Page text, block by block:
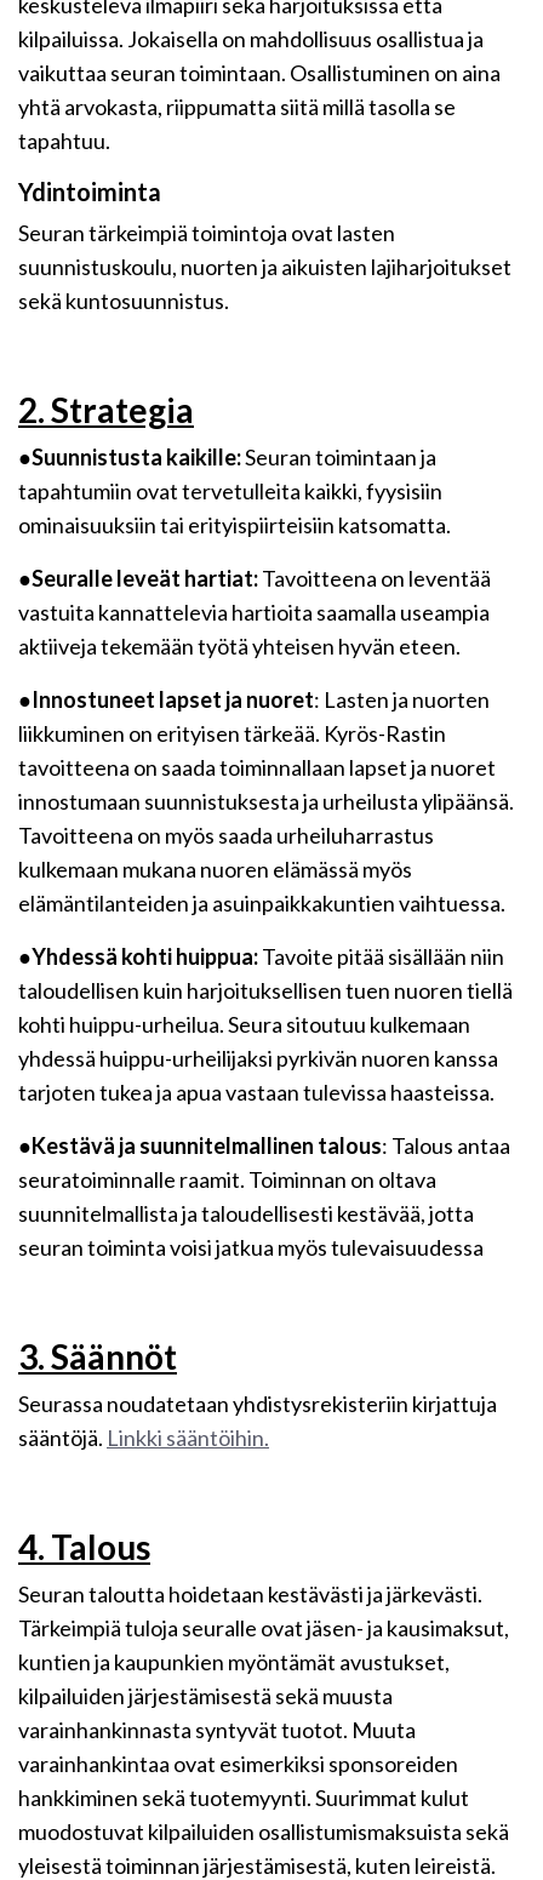
kilpailuissa. Jokaisella on mahdollisuus osallistua ja
vaikuttaa seuran toimintaan. Osallistuminen on aina
yhtä arvokasta, riippumatta siitä millä tasolla se
tapahtuu.
Ydintoiminta
Seuran tärkeimpiä toimintoja ovat lasten
suunnistuskoulu, nuorten ja aikuisten lajiharjoitukset
sekä kuntosuunnistus.
2. Strategia
●Suunnistusta kaikille:Seuran toimintaan ja
tapahtumiin ovat tervetulleita kaikki, fyysisiin
ominaisuuksiin tai erityispiirteisiin katsomatta.
●Seuralle leveät hartiat:Tavoitteena on leventää
vastuita kannattelevia hartioita saamalla useampia
aktiiveja tekemään työtä yhteisen hyvän eteen.
●Innostuneet lapset ja nuoret: Lasten ja nuorten
liikkuminen on erityisen tärkeää. Kyrös-Rastin
tavoitteena on saada toiminnallaan lapset ja nuoret
innostumaan suunnistuksesta ja urheilusta ylipäänsä.
Tavoitteena on myös saada urheiluharrastus
kulkemaan mukana nuoren elämässä myös
elämäntilanteiden ja asuinpaikkakuntien vaihtuessa.
●Yhdessä kohti huippua:Tavoite pitää sisällään niin
taloudellisen kuin harjoituksellisen tuen nuoren tiellä
kohti huippu-urheilua. Seura sitoutuu kulkemaan
yhdessä huippu-urheilijaksi pyrkivän nuoren kanssa
tarjoten tukea ja apua vastaan tulevissa haasteissa.
●Kestävä ja suunnitelmallinen talous: Talous antaa
seuratoiminnalle raamit. Toiminnan on oltava
suunnitelmallista ja taloudellisesti kestävää, jotta
seuran toiminta voisi jatkua myös tulevaisuudessa
3. Säännöt
Seurassa noudatetaan yhdistysrekisteriin kirjattuja
sääntöjä. Linkki sääntöihin.
4. Talous
Seuran taloutta hoidetaan kestävästi ja järkevästi.
Tärkeimpiä tuloja seuralle ovat jäsen- ja kausimaksut,
kuntien ja kaupunkien myöntämät avustukset,
kilpailuiden järjestämisestä sekä muusta
varainhankinnasta syntyvät tuotot. Muuta
varainhankintaa ovat esimerkiksi sponsoreiden
hankkiminen sekä tuotemyynti. Suurimmat kulut
muodostuvat kilpailuiden osallistumismaksuista sekä
yleisestä toiminnan järjestämisestä, kuten leireistä.